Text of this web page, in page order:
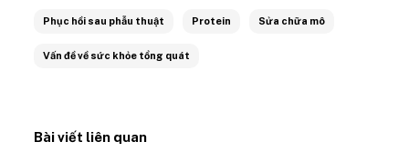
Phục hồi sau phẫu thuật Protein Sửa chữa mô
Vấn đề về sức khỏe tổng quát
Bài viết liên quan